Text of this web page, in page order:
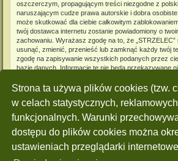
Strona ta używa plików cookies (tzw.
w celach statystycznych,
funkcjonalnych. Warunki
dostępu do plików cookies można
ustawieniach przeglądarki
oszczerczym, propagującym treści niezgodne z
naruszającym cudze prawa autorskie i dobra
może skutkować dla ciebie całkowitym
twój dostawca internetu zostanie powiadomiony o
zachowaniu. Wyrażasz zgodę na to, że
usunąć, zmienić, przenieść lub zamknąć każdy twój
zgodę na zapisywanie wszystkich podanych przez
bazie danych. Informacje te nie będą przekazywane
ani „STRZELEC”, ani phpBB nie ponosi
witryny, podczas których może dojść do kradzieży